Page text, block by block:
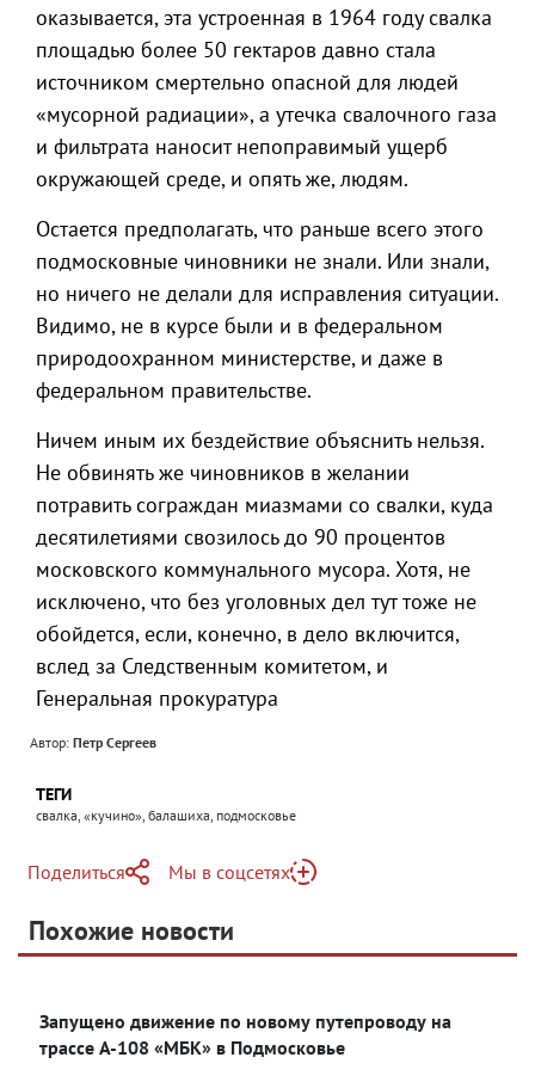
оказывается, эта устроенная в 1964 году свалка
площадью более 50 гектаров давно стала
источником смертельно опасной для людей
«мусорной радиации», а утечка свалочного газа
и фильтрата наносит непоправимый ущерб
окружающей среде, и опять же, людям.
Остается предполагать, что раньше всего этого
подмосковные чиновники не знали. Или знали,
но ничего не делали для исправления ситуации.
Видимо, не в курсе были и в федеральном
природоохранном министерстве, и даже в
федеральном правительстве.
Ничем иным их бездействие объяснить нельзя.
Не обвинять же чиновников в желании
потравить сограждан миазмами со свалки, куда
десятилетиями свозилось до 90 процентов
московского коммунального мусора. Хотя, не
исключено, что без уголовных дел тут тоже не
обойдется, если, конечно, в дело включится,
вслед за Следственным комитетом, и
Генеральная прокуратура
Автор: Петр Сергеев
ТЕГИ
свалка, «кучино», балашиха, подмосковье
Поделиться
Telegram
Одноклассники
Мы в соцсетях
Яндекс Дзен
Похожие новости
Запущено движение по новому путепроводу на
трассе А-108 «МБК» в Подмосковье